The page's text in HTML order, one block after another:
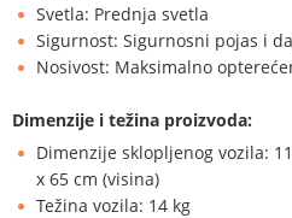
Svetla: Prednja svetla
Sigurnost: Sigurnosni pojas i
Nosivost: Maksimalno
Dimenzije i težina proizvoda:
Dimenzije sklopljenog vozila:
x 65 cm (visina)
Težina vozila: 14 kg